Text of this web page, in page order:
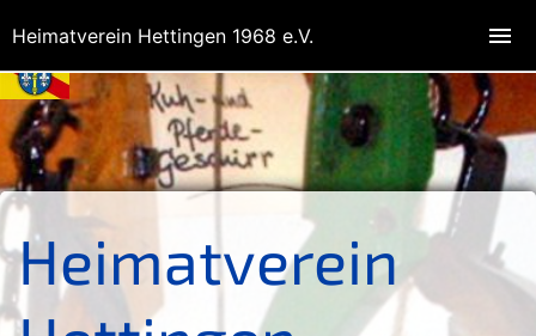
Heimatverein
Heimatverein Hettingen 1968 e.V.